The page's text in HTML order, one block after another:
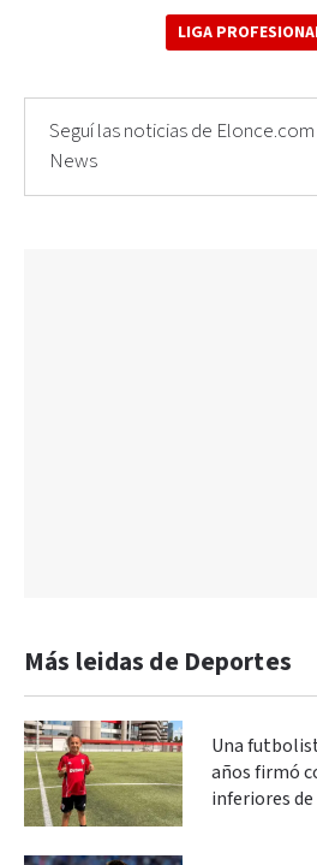
LIGA
Seguí las noticias de
News
Más leidas de Deportes
Una
años firmó
inferiores de